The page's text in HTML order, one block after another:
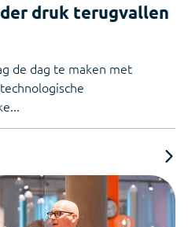
druk terugvallen
de dag te maken met